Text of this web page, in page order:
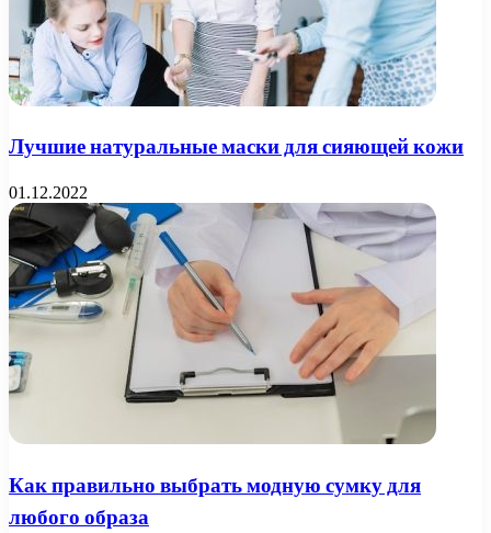
Лучшие натуральные маски для сияющей кожи
01.12.2022
Как правильно выбрать модную сумку для
любого образа